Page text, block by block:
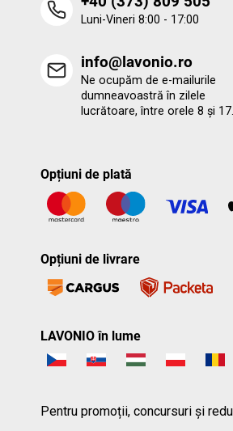
Luni-Vineri 8:00 - 17:00
info@lavonio.ro
Ne ocupăm de e-mailurile
dumneavoastră în zilele
lucrătoare, între orele 8 și 17.
Opțiuni de plată
Opțiuni de livrare
LAVONIO în lume
Pentru promoții, concursuri și